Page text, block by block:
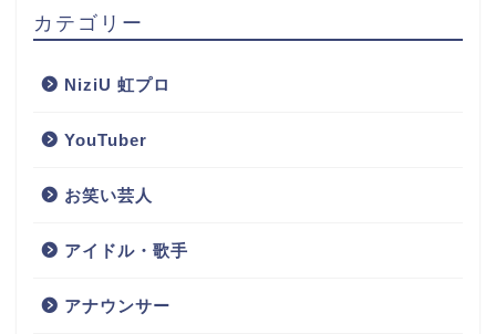
カテゴリー
NiziU 虹プロ
YouTuber
お笑い芸人
アイドル・歌手
アナウンサー